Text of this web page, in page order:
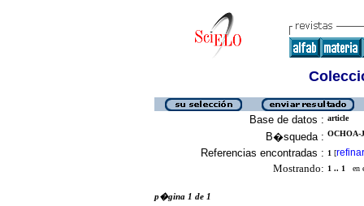
Base de datos : article
B�squeda : OCHOA-
Referencias encontradas : 1 [refinar
Mostrando: 1 .. 1 en
p�gina 1 de 1